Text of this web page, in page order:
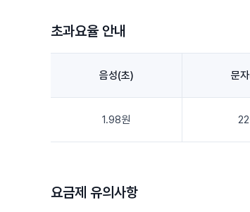
초과요율 안내
음성(초) 문
1.98원
요금제 유의사항